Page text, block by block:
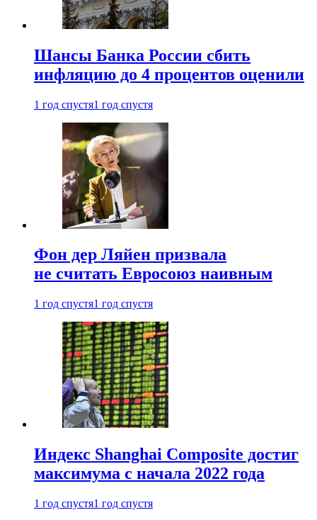
Шансы Банка России сбить
инфляцию до 4 процентов оценили
1 год спустя1 год спустя
Фон дер Ляйен призвала
не считать Евросоюз наивным
1 год спустя1 год спустя
Индекс Shanghai Composite достиг
максимума с начала 2022 года
1 год спустя1 год спустя